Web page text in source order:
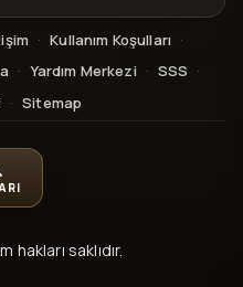
· Kullanım Koşulları ·
· Yardım Merkezi · SSS ·
· Sitemap
hakları saklıdır.